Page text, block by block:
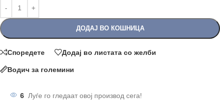
ДОДАЈ ВО КОШНИЦА
Споредете Додај во листата со желби
Водич за големини
6 Луѓе го гледаат овој производ сега!